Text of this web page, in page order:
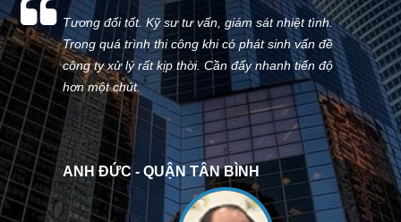
Tương đối tốt. Kỹ sư tư vấn, giám sát nhiệt tình.
Trong quá trình thi công khi có phát sinh vấn đề
công ty xử lý rất kịp thời. Cần đẩy nhanh tiến độ
hơn một chút.
ANH ĐỨC - QUẬN TÂN BÌNH